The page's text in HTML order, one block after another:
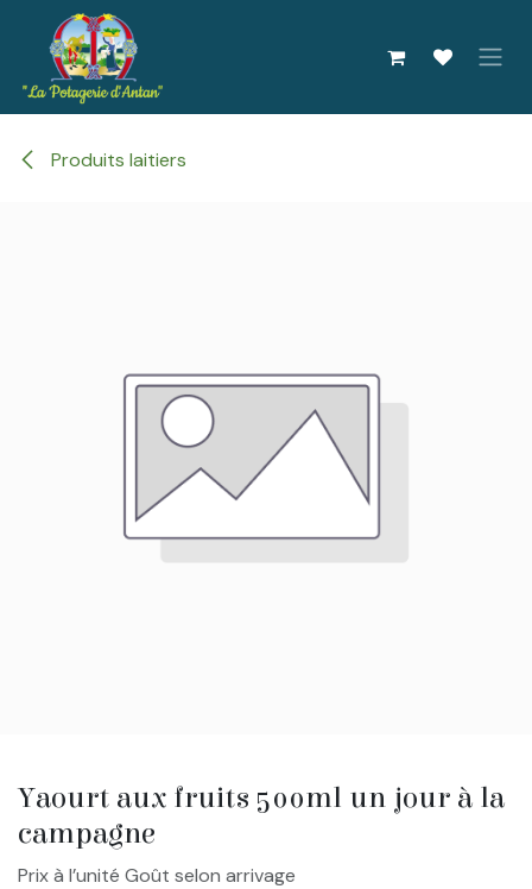
Se rendre au contenu
Produits laitiers
Yaourt aux fruits 500ml un jour à la
campagne
Prix à l’unité Goût selon arrivage